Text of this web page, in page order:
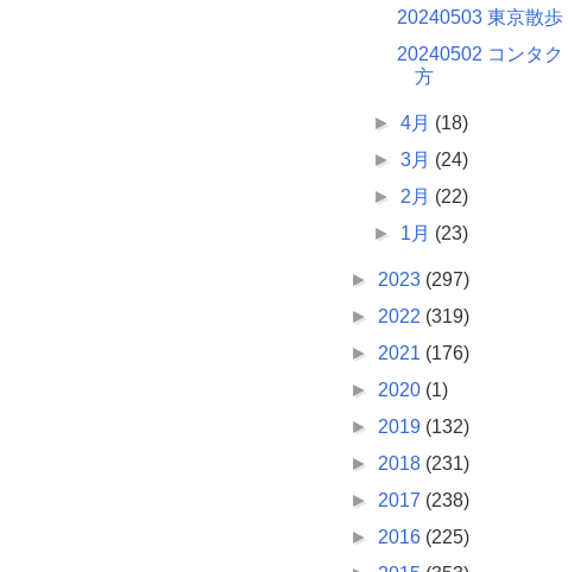
20240503 東京散歩
20240502 コンタ
方
►4月 (18)
►3月 (24)
► 2月 (22)
► 1月 (23)
► 2023 (297)
► 2022 (319)
► 2021 (176)
► 2020 (1)
► 2019 (132)
► 2018 (231)
► 2017 (238)
► 2016 (225)